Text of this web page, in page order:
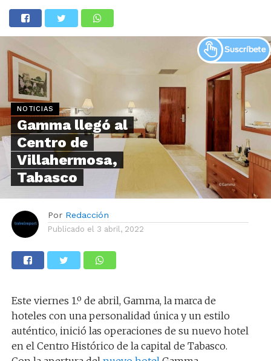
NOTICIAS
Gamma llegó al
Centro de
Villahermosa,
Tabasco
Por Redacción
Publicado el 3 abril, 2022
Este viernes 1.º de abril, Gamma, la marca de
hoteles con una personalidad única y un estilo
auténtico, inició las operaciones de su nuevo hotel
en el Centro Histórico de la capital de Tabasco.